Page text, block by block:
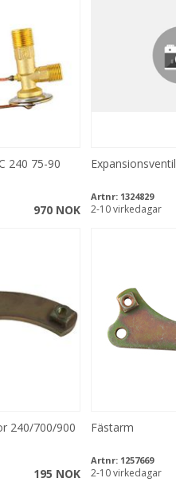
240 75-90
970 NOK
Artnr: 1324829
2-10 virkedagar
240/700/900
195 NOK
Fästarm
Artnr: 1257669
2-10 virkedagar